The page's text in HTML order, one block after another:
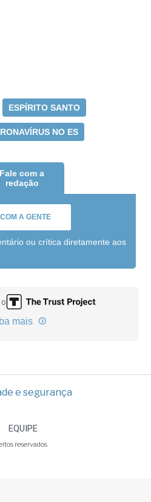
ESPÍRITO SANTO
NO ES
Fale com a
redação
A GENTE
ou crítica diretamente aos
mais
e segurança
EQUIPE
reservados